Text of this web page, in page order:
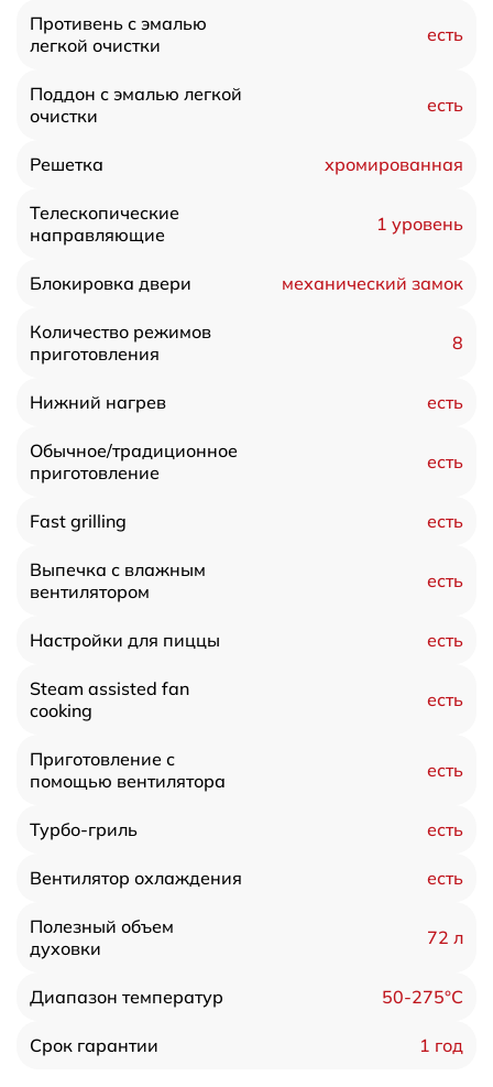
Противень с эмалью
легкой очистки
есть
Поддон с эмалью легкой
очистки
есть
Решетка хромированная
Телескопические
направляющие
1 уровень
Блокировка двери механический замок
Количество режимов
приготовления
8
Нижний нагрев есть
Обычное/традиционное
приготовление
есть
Fast grilling есть
Выпечка с влажным
вентилятором
есть
Настройки для пиццы есть
Steam assisted fan
cooking
есть
Приготовление с
помощью вентилятора
есть
Турбо-гриль есть
Вентилятор охлаждения есть
Полезный объем
духовки
72 л
Диапазон температур 50-275°C
Срок гарантии 1 год